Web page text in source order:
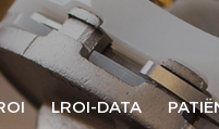
LROI-DATA